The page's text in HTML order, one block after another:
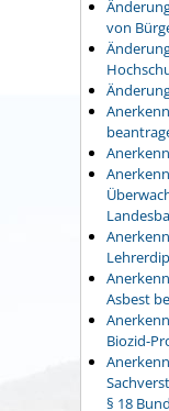
von
Asbest
Biozid-
§ 18